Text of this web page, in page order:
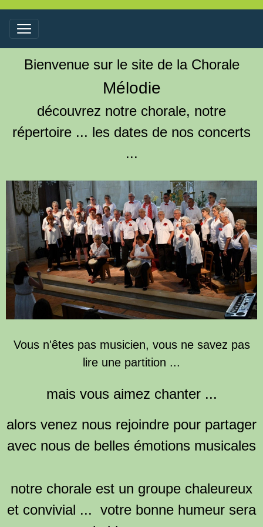
Bienvenue sur le site de la Chorale
Mélodie
découvrez notre chorale, notre
répertoire ... les dates de nos concerts
...
Vous n'êtes pas musicien, vous ne savez pas
lire une partition ...
mais vous aimez chanter ...
alors venez nous rejoindre pour partager
avec nous de belles émotions musicales
notre chorale est un groupe chaleureux
et convivial ... votre bonne humeur sera